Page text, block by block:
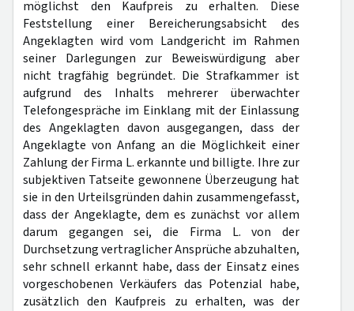
möglichst den Kaufpreis zu erhalten. Diese
Feststellung einer Bereicherungsabsicht des
Angeklagten wird vom Landgericht im Rahmen
seiner Darlegungen zur Beweiswürdigung aber
nicht tragfähig begründet. Die Strafkammer ist
aufgrund des Inhalts mehrerer überwachter
Telefongespräche im Einklang mit der Einlassung
des Angeklagten davon ausgegangen, dass der
Angeklagte von Anfang an die Möglichkeit einer
Zahlung der Firma L. erkannte und billigte. Ihre zur
subjektiven Tatseite gewonnene Überzeugung hat
sie in den Urteilsgründen dahin zusammengefasst,
dass der Angeklagte, dem es zunächst vor allem
darum gegangen sei, die Firma L. von der
Durchsetzung vertraglicher Ansprüche abzuhalten,
sehr schnell erkannt habe, dass der Einsatz eines
vorgeschobenen Verkäufers das Potenzial habe,
zusätzlich den Kaufpreis zu erhalten, was der